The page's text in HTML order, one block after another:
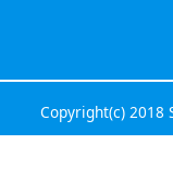
Copyright(c)